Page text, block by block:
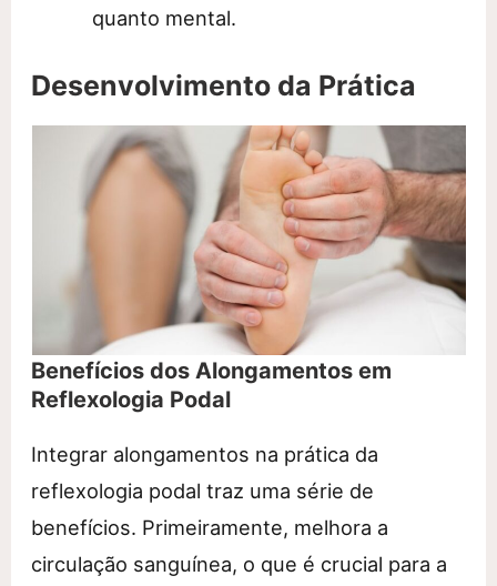
quanto mental.
Desenvolvimento da Prática
Benefícios dos Alongamentos em
Reflexologia Podal
Integrar alongamentos na prática da
reflexologia podal traz uma série de
benefícios. Primeiramente, melhora a
circulação sanguínea, o que é crucial para a